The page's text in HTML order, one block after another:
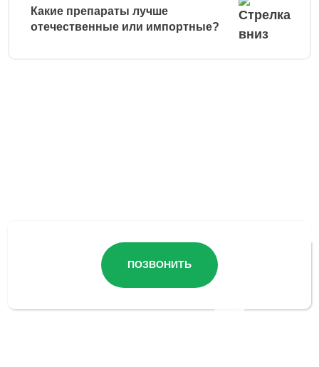
Какие препараты лучше
отечественные или импортные?
ПОЗВОНИТЬ